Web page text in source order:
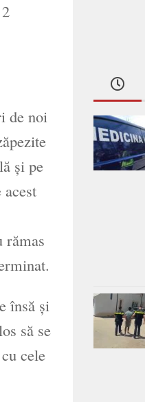
de noi
şi pe
rămas
însă şi
să se
cele